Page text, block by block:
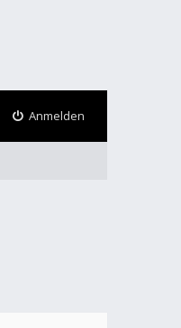
Anmelden